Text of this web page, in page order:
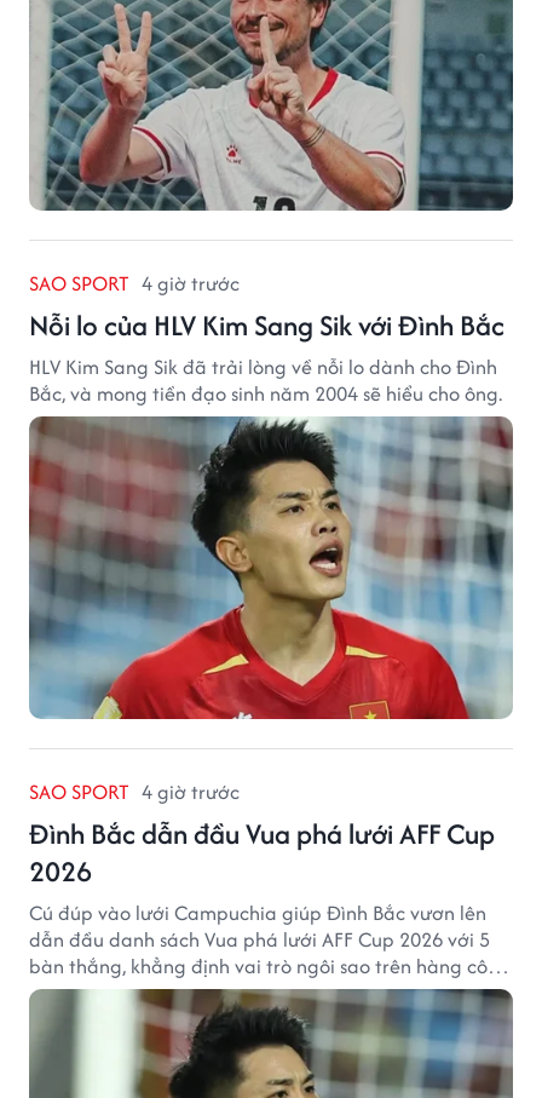
SAO SPORT 4 giờ trước
Nỗi lo của HLV Kim Sang Sik với Đình Bắc
HLV Kim Sang Sik đã trải lòng về nỗi lo dành cho Đình
Bắc, và mong tiền đạo sinh năm 2004 sẽ hiểu cho ông.
SAO SPORT 4 giờ trước
Đình Bắc dẫn đầu Vua phá lưới AFF Cup
2026
Cú đúp vào lưới Campuchia giúp Đình Bắc vươn lên
dẫn đầu danh sách Vua phá lưới AFF Cup 2026 với 5
bàn thắng, khẳng định vai trò ngôi sao trên hàng công
tuyển Việt Nam.